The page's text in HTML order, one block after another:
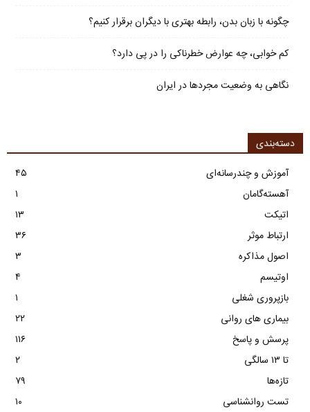
چگونه با زبان بدن، رابطه بهتری با دیگران برقرار کنیم؟
کم خوابی، چه عوارض خطرناکی را در پی دارد؟
نگاهی به وضعیت مجردها در ایران
دسته‌بندی
آموزش و چندرسانه‌ای
۴۵
آهسته‌گامان
۱
اتیکت
۱۳
ارتباط موثر
۳۶
اصول مذاکره
۳
اوتیسم
۴
بازپروری شغلی
۱
بیماری های روانی
۲۲
پرسش و پاسخ
۱۱۶
تا ۱۳ سالگی
۲
تازه‌ها
۷۹
تست روانشناسی
۱۰